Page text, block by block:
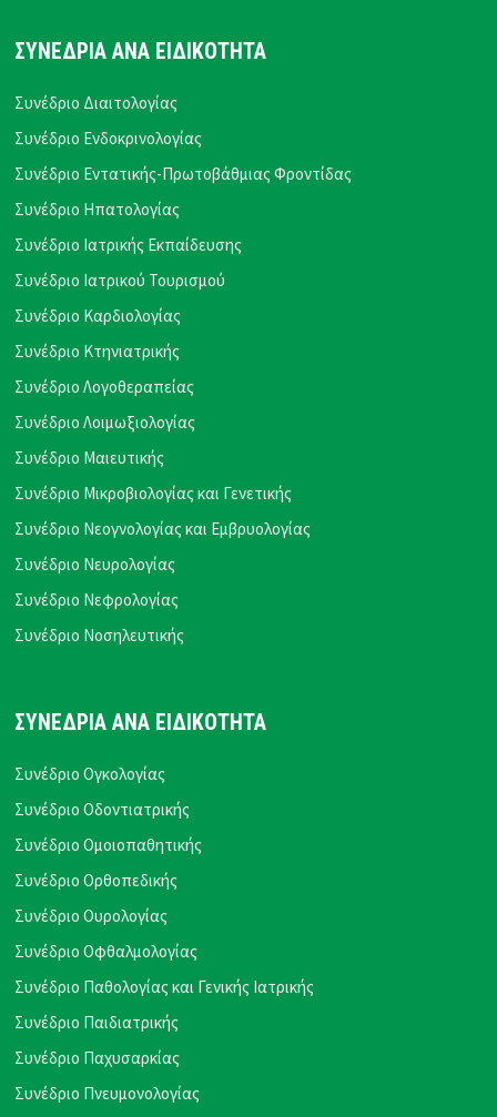
ΣΥΝΕΔΡΙΑ ΑΝΑ ΕΙΔΙΚΟΤΗΤΑ
Συνέδριο Διαιτολογίας
Συνέδριο Ενδοκρινολογίας
Συνέδριο Εντατικής-Πρωτοβάθμιας Φροντίδας
Συνέδριο Ηπατολογίας
Συνέδριο Ιατρικής Εκπαίδευσης
Συνέδριο Ιατρικού Τουρισμού
Συνέδριο Καρδιολογίας
Συνέδριο Κτηνιατρικής
Συνέδριο Λογοθεραπείας
Συνέδριο Λοιμωξιολογίας
Συνέδριο Μαιευτικής
Συνέδριο Μικροβιολογίας και Γενετικής
Συνέδριο Νεογνολογίας και Εμβρυολογίας
Συνέδριο Νευρολογίας
Συνέδριο Νεφρολογίας
Συνέδριο Νοσηλευτικής
ΣΥΝΕΔΡΙΑ ΑΝΑ ΕΙΔΙΚΟΤΗΤΑ
Συνέδριο Ογκολογίας
Συνέδριο Οδοντιατρικής
Συνέδριο Ομοιοπαθητικής
Συνέδριο Ορθοπεδικής
Συνέδριο Ουρολογίας
Συνέδριο Οφθαλμολογίας
Συνέδριο Παθολογίας και Γενικής Ιατρικής
Συνέδριο Παιδιατρικής
Συνέδριο Παχυσαρκίας
Συνέδριο Πνευμονολογίας